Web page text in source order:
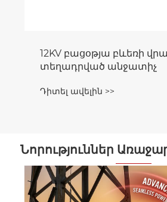
12KV բացօթյա բևեռի վրա
տեղադրված անջատիչ
Դիտել ավելին >>
Նորություններ